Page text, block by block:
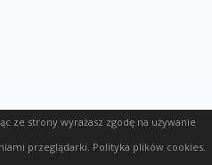
ze strony wyrażasz zgodę na używanie
przeglądarki. Polityka plików cookies.